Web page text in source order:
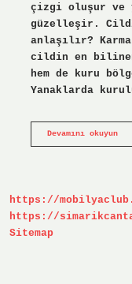
çizgi oluşur ve
güzelleşir.
anlaşılır?
cildin en
hem de kuru
Yanaklarda
Devamını okuyun
https://
https://
Sitemap